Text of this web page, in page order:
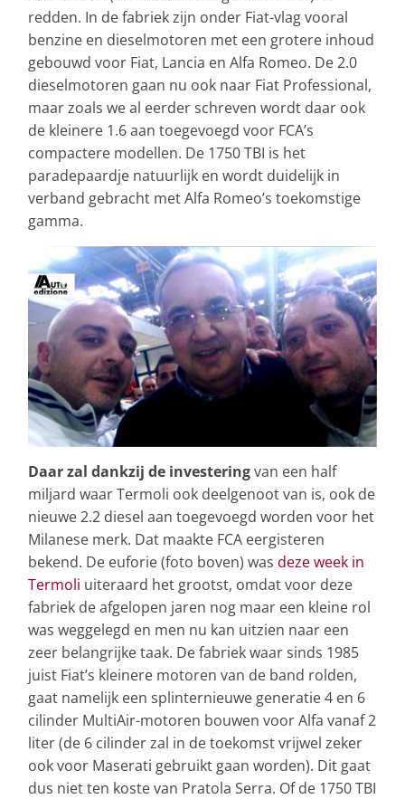
redden. In de fabriek zijn onder Fiat-vlag vooral
benzine en dieselmotoren met een grotere inhoud
gebouwd voor Fiat, Lancia en Alfa Romeo. De 2.0
dieselmotoren gaan nu ook naar Fiat Professional,
maar zoals we al eerder schreven wordt daar ook
de kleinere 1.6 aan toegevoegd voor FCA’s
compactere modellen. De 1750 TBI is het
paradepaardje natuurlijk en wordt duidelijk in
verband gebracht met Alfa Romeo’s toekomstige
gamma.
Daar zal dankzij de investeringvan een half
miljard waar Termoli ook deelgenoot van is, ook de
nieuwe 2.2 diesel aan toegevoegd worden voor het
Milanese merk. Dat maakte FCA eergisteren
bekend. De euforie (foto boven) was deze week in
Termoli uiteraard het grootst, omdat voor deze
fabriek de afgelopen jaren nog maar een kleine rol
was weggelegd en men nu kan uitzien naar een
zeer belangrijke taak. De fabriek waar sinds 1985
juist Fiat’s kleinere motoren van de band rolden,
gaat namelijk een splinternieuwe generatie 4 en 6
cilinder MultiAir-motoren bouwen voor Alfa vanaf 2
liter (de 6 cilinder zal in de toekomst vrijwel zeker
ook voor Maserati gebruikt gaan worden). Dit gaat
dus niet ten koste van Pratola Serra. Of de 1750 TBI